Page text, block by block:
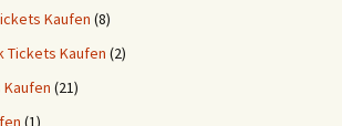
Kaufen (8)
Tickets Kaufen (2)
Kaufen (21)
(1)